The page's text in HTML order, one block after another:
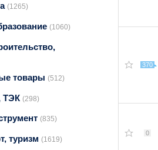
(1265)
(1060)
товары (512)
ТЭК (298)
(835)
туризм (1619)
370
0